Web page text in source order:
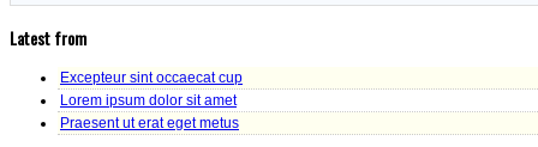
Latest from
Excepteur sint occaecat cup
Lorem ipsum dolor sit amet
Praesent ut erat eget metus